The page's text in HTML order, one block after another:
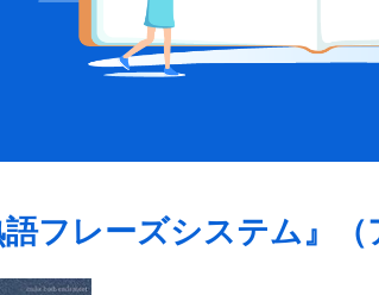
語フレーズシステム』（